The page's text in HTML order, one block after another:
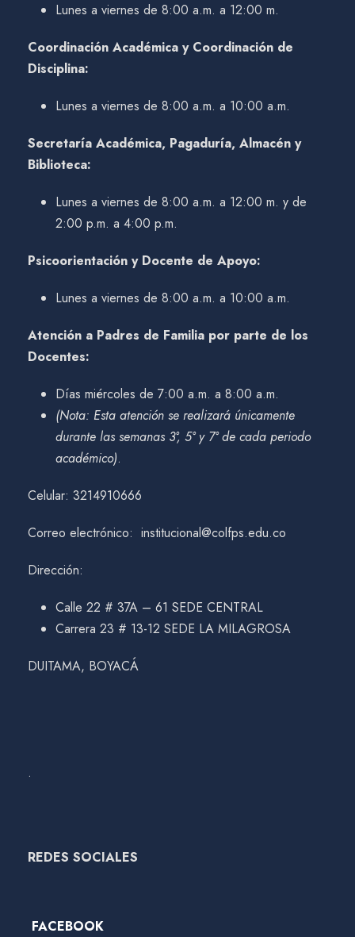
Lunes a viernes de 8:00 a.m. a 12:00 m.
Coordinación Académica y Coordinación de
Disciplina:
Lunes a viernes de 8:00 a.m. a 10:00 a.m.
Secretaría Académica, Pagaduría, Almacén y
Biblioteca:
Lunes a viernes de 8:00 a.m. a 12:00 m. y de
2:00 p.m. a 4:00 p.m.
Psicoorientación y Docente de Apoyo:
Lunes a viernes de 8:00 a.m. a 10:00 a.m.
Atención a Padres de Familia por parte de los
Docentes:
Días miércoles de 7:00 a.m. a 8:00 a.m.
(Nota: Esta atención se realizará únicamente
durante las semanas 3°, 5° y 7° de cada periodo
académico).
Celular: 3214910666
Correo electrónico: institucional@colfps.edu.co
Dirección:
Calle 22 # 37A – 61 SEDE CENTRAL
Carrera 23 # 13-12 SEDE LA MILAGROSA
DUITAMA, BOYACÁ
.
REDES SOCIALES
FACEBOOK